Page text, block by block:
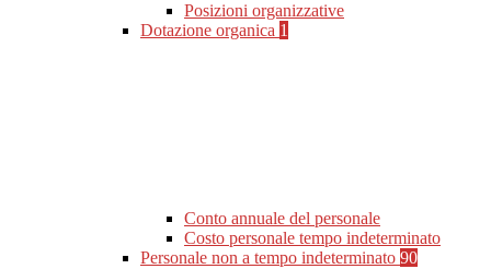
Posizioni organizzative
Dotazione organica 1
Conto annuale del personale
Costo personale tempo indeterminato
Personale non a tempo indeterminato 90